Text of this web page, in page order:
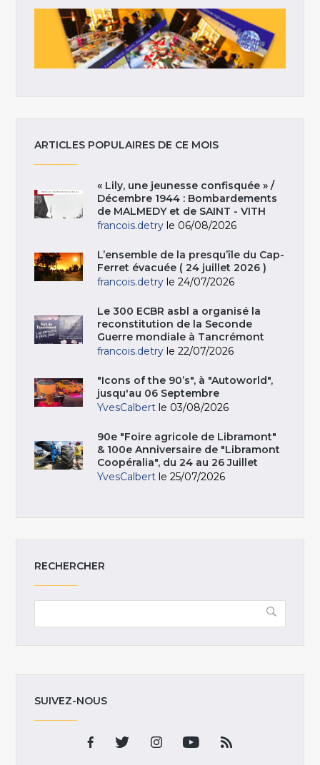
ARTICLES POPULAIRES DE CE MOIS
« Lily, une jeunesse confisquée » /
Décembre 1944 : Bombardements
de MALMEDY et de SAINT - VITH
francois.detry le 06/08/2026
L’ensemble de la presqu’île du Cap-
Ferret évacuée ( 24 juillet 2026 )
francois.detry le 24/07/2026
Le 300 ECBR asbl a organisé la
reconstitution de la Seconde
Guerre mondiale à Tancrémont
francois.detry le 22/07/2026
"Icons of the 90’s", à "Autoworld",
jusqu'au 06 Septembre
YvesCalbert le 03/08/2026
90e "Foire agricole de Libramont"
& 100e Anniversaire de "Libramont
Coopéralia", du 24 au 26 Juillet
YvesCalbert le 25/07/2026
RECHERCHER
SUIVEZ-NOUS